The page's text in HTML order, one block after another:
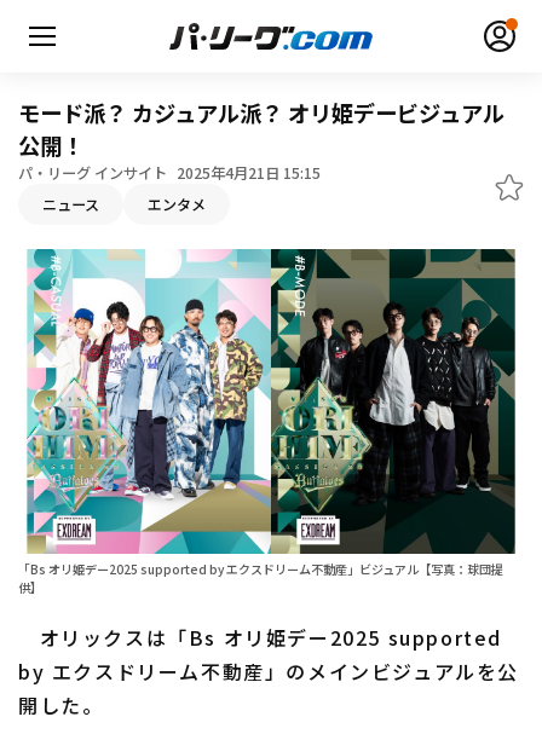
無料アカウント登録
HOME
動画
日程・結果
順位表･成績
1軍公式戦
ファーム東地区
ファーム中地区
ファーム西地区
交流戦
選手名鑑
北海道日本ハムファイターズ
モード派？ カジュアル派？ オリ姫デービジュアル
公開！
パ・リーグ インサイト 2025年4月21日 15:15
ニュース エンタメ
「Bs オリ姫デー2025 supported by エクスドリーム不動産」ビジュアル【写真：球団提
供】
オリックスは「Bs オリ姫デー2025 supported
by エクスドリーム不動産」のメインビジュアルを公
開した。